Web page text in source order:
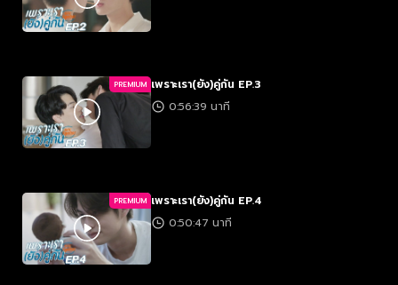
PREMIUM เพราะเรา(ยัง)คู่กัน EP.3
0:56:39 นาที
PREMIUM เพราะเรา(ยัง)คู่กัน EP.4
0:50:47 นาที